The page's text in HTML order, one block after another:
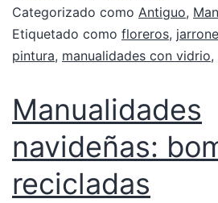
Categorizado como Antiguo,
Etiquetado como floreros,
pintura, manualidades con vidrio,
Manualidades
navideñas:
recicladas